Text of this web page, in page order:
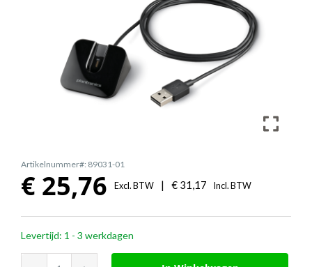
Artikelnummer#: 89031-01
€ 25,76 Excl. BTW | € 31,17 Incl. BTW
Levertijd: 1 - 3 werkdagen